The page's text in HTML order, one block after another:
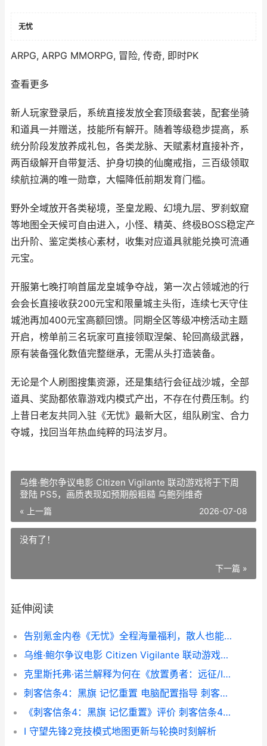
无忧
ARPG, ARPG MMORPG, 冒险, 传奇, 即时PK
查看更多
新人玩家登录后，系统直接发放全套顶级套装，配套坐骑
和道具一并赠送，技能所有解开。随着等级稳步提高，系
统分阶段发放养成礼包，各类龙脉、天赋素材直接补齐，
两百级解开自带复活、护身切换的仙魔戒指，三百级领取
续航拉满的唯一勋章，大幅降低前期发育门槛。
野外全域放开各类秘境，圣皇龙殿、幻境九层、罗刹蚁窟
等地图全天候可自由进入，小怪、精英、终极BOSS稳定产
出升阶、鉴定类核心素材，收集对应道具就能兑换可流通
元宝。
开服第七晚打响首届龙皇城争夺战，第一次占领城池的行
会会长直接收获200元宝和限量城主头衔，连续七天守住
城池再加400元宝高额回馈。同期全区等级冲榜活动主题
开启，榜单前三名玩家可直接领取涅槃、轮回高级武器，
原有装备强化数值完整继承，无需从头打造装备。
无论是个人刷图搜集资源，还是集结行会征战沙城，全部
道具、奖励都依靠游戏内模式产出，不存在付费压制。约
上昔日老友共同入驻《无忧》最新大区，组队刷宝、合力
夺城，找回当年热血纯粹的玛法岁月。
乌维·鲍尔争议电影 Citizen Vigilante 联动游戏将于下周
登陆 PS5，画质表现如预期般粗糙 乌鲍列维奇
« 上一篇 2026-07-08
没有了！
下一篇 »
延伸阅读
告别氪金内卷《无忧》全程海量福利，散人也能变强
乌维·鲍尔争议电影 Citizen Vigilante 联动游戏将于下周登陆 PS5，画质表现如预期般粗糙 乌鲍列维奇
克里斯托弗·诺兰解释为何在《放置勇者：远征/Idle Heroes:Odyssey》中采用现代对白，但承认这一决定“也许会让我自食其果” 克里斯托弗·诺兰 伦敦大学学院
刺客信条4：黑旗 记忆重置 电脑配置指导 刺客信条4黑旗re下周发售
《刺客信条4：黑旗 记忆重置》评价 刺客信条4黑旗记忆重置
I 守望先锋2竞技模式地图更新与轮换时刻解析